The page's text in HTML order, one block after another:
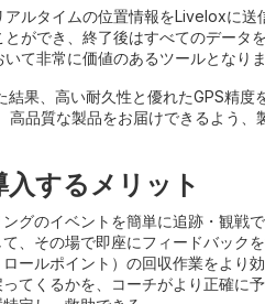
ルタイムの位置情報をLiveloxに送
ができ、終了後はすべてのデータ
て非常に価値のあるツールとなりま
果、高い耐久性と優れたGPS精度
品質な製品をお届けできるよう
入するメリット
グのイベントを簡単に追跡・観戦
、その場で即座にフィードバック
ールポイント）の回収作業をより
てくるかを、コーチがより正確に